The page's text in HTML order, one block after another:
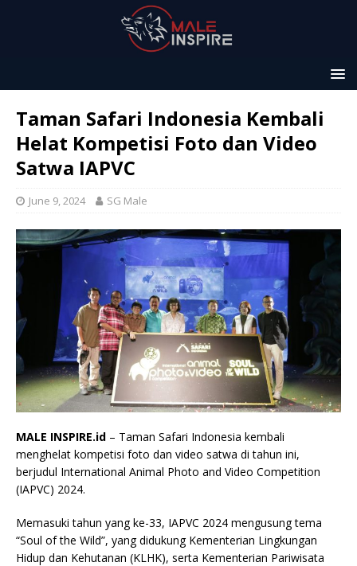
Taman Safari Indonesia Kembali
Helat Kompetisi Foto dan Video
Satwa IAPVC
June 9, 2024 SG Male
MALE INSPIRE.id – Taman Safari Indonesia kembali
menghelat kompetisi foto dan video satwa di tahun ini,
berjudul International Animal Photo and Video Competition
(IAPVC) 2024.
Memasuki tahun yang ke-33, IAPVC 2024 mengusung tema
“Soul of the Wild”, yang didukung Kementerian Lingkungan
Hidup dan Kehutanan (KLHK), serta Kementerian Pariwisata